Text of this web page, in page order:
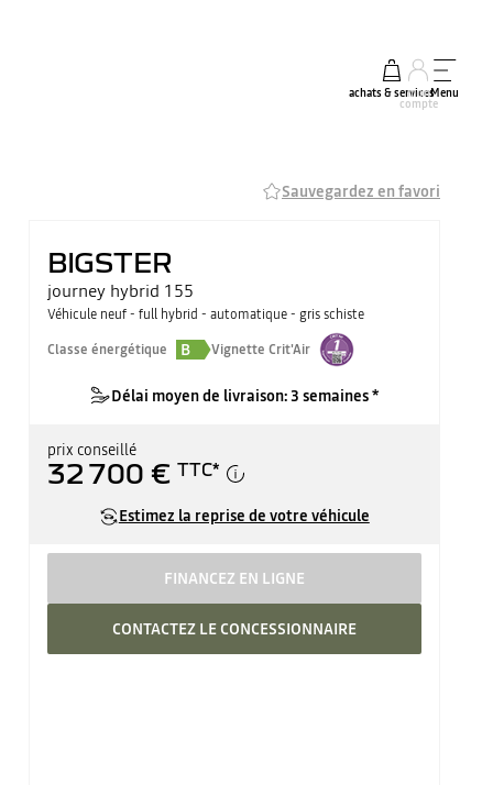
achats & services
mon
compte
Menu
Sauvegardez en favori
BIGSTER
journey hybrid 155
Véhicule neuf - full hybrid - automatique - gris schiste
Classe énergétique
B Vignette Crit'Air
Délai moyen de livraison: 3 semaines *
prix conseillé
32 700 € TTC*
Estimez la reprise de votre véhicule
FINANCEZ EN LIGNE
CONTACTEZ LE CONCESSIONNAIRE